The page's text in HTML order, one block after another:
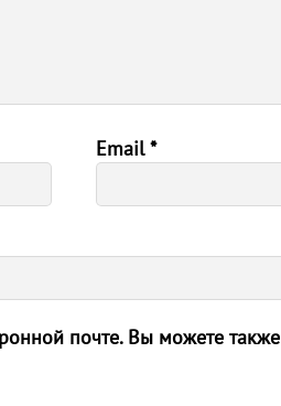
Email*
почте. Вы можете также